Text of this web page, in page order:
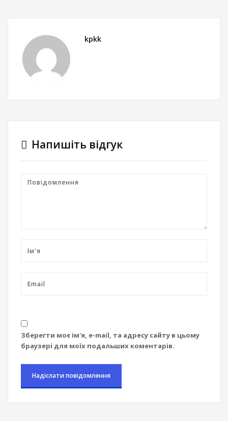
kpkk
Напишіть відгук
Зберегти моє ім'я, e-mail, та адресу сайту в цьому
браузері для моїх подальших коментарів.